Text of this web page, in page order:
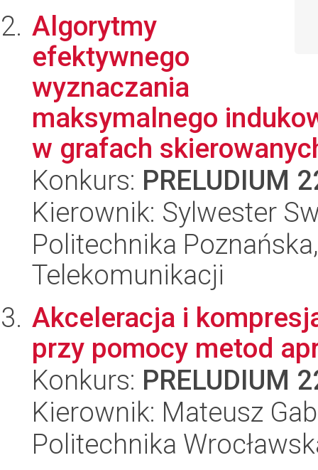
Algorytmy
efektywnego
wyznaczania
maksymalnego
w grafach
Konkurs: PRELUDIUM
Kierownik: Sylwester
Politechnika
Telekomunikacji
Akceleracja i
przy pomocy metod
Konkurs: PRELUDIUM
Kierownik: Mateusz
Politechnika